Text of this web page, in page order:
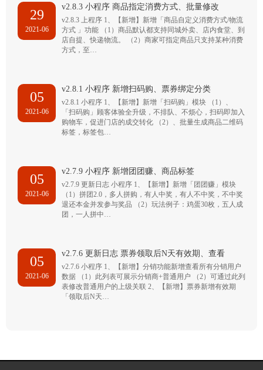
29
2021-06
v2.8.3 小程序 商品指定消费方式、批量修改
v2.8.3 上程序 1、【新增】新增「商品自定义消费方式/物流
方式 」功能 （1）商品默认都支持同城外卖、店内食堂、到
店自提、快递物流。 （2）商家可指定商品只支持某种消费
方式，至…
05
2021-06
v2.8.1 小程序 新增扫码购、票券绑定分类
v2.8.1 小程序 1、【新增】新增「扫码购」模块 （1）、
「扫码购」顾客体验全升级，不排队、不烦心，扫码即加入
购物车，促进门店的成交转化 （2）、批量生成商品二维码
标签，标签包…
05
2021-06
v2.7.9 小程序 新增团团赚、商品标签
v2.7.9 更新日志 小程序 1、【新增】新增「团团赚」模块
（1）拼团2.0，多人拼购，有人中奖，有人不中奖，不中奖
退还本金并发参与奖品 （2）玩法例子：鸡蛋30枚，五人成
团，一人拼中…
05
2021-06
v2.7.6 更新日志 票券领取后N天有效期、查看
v2.7.6 小程序 1、【新增】分销功能新增查看所有分销用户
数据 （1）此列表可展示分销商+普通用户 （2）可通过此列
表修改普通用户的上级关联 2、【新增】票券新增有效期
「领取后N天…